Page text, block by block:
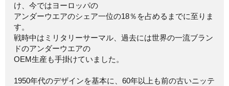
け、今ではヨーロッパの
アンダーウエアのシェア一位の18％を占めるまでに至りま
す。
戦時中はミリタリーサーマル、過去には世界の一流ブラン
ドのアンダーウエアの
OEM生産も手掛けていました。
1950年代のデザインを基本に、60年以上も前の古いニッテ